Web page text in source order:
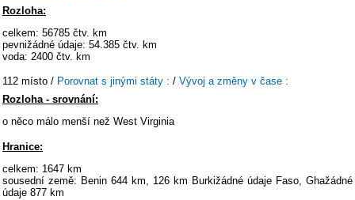
Rozloha:
celkem: 56785 čtv. km
pevnižádné údaje: 54.385 čtv. km
voda: 2400 čtv. km
112 místo / Porovnat s jinými státy : / Vývoj a změny v čase :
Rozloha - srovnání:
o něco málo menší než West Virginia
Hranice:
celkem: 1647 km
sousední země: Benin 644 km, 126 km Burkižádné údaje Faso, Ghažádné
údaje 877 km